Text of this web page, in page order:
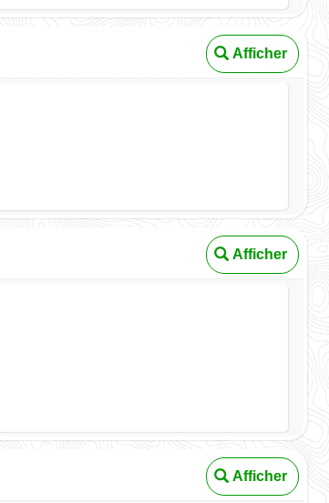
Afficher
Afficher
Afficher